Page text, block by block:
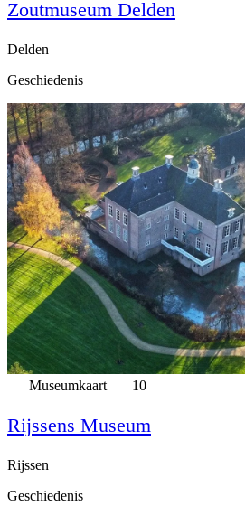
Zoutmuseum Delden
Delden
Geschiedenis
Museumkaart 10
Rijssens Museum
Rijssen
Geschiedenis